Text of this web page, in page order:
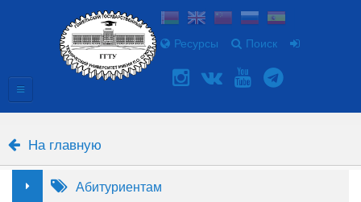
Ресурсы Поиск
На главную
Абитуриентам